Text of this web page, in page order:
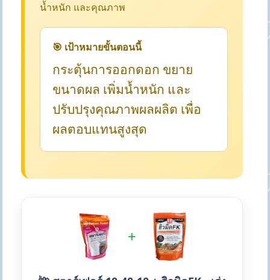
น้ำหนัก และคุณภาพ
🎯 เป้าหมายขั้นตอนนี้
กระตุ้นการออกดอก ขยาย
ขนาดผล เพิ่มน้ำหนัก และ
ปรับปรุงคุณภาพผลผลิต เพื่อ
ผลตอบแทนสูงสุด
+